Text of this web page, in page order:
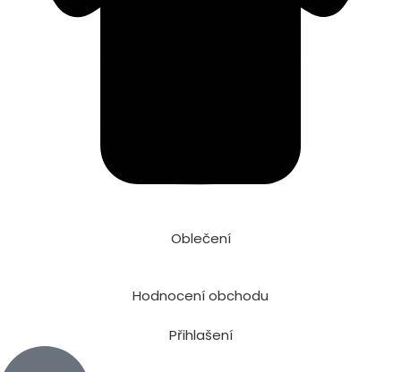
Oblečení
Hodnocení obchodu
Přihlašení